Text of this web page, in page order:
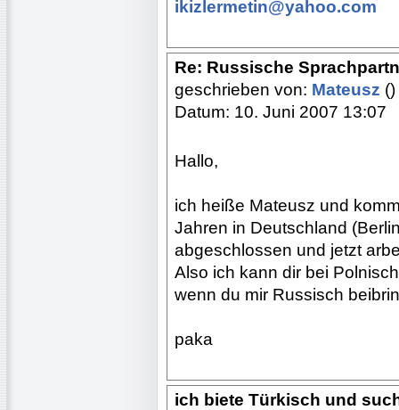
ikizlermetin@yahoo.com
Re: Russische
geschrieben von: Mateusz ()
Datum: 10. Juni 2007 13:07
Hallo,
ich heiße Mateusz und
Jahren in Deutschland
abgeschlossen und jetzt
Also ich kann dir bei
wenn du mir Russisch
paka
ich biete Türkisch und